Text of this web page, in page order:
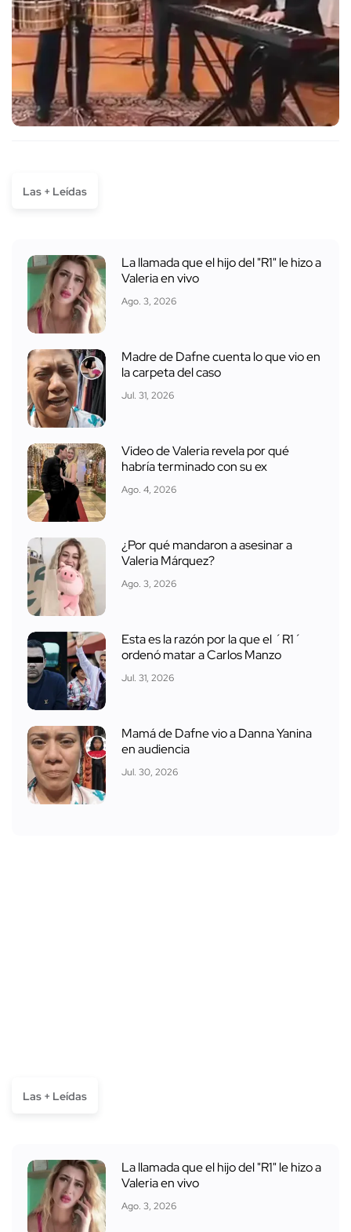
Las + Leídas
La llamada que el hijo del "R1" le hizo a
Valeria en vivo
Ago. 3, 2026
Madre de Dafne cuenta lo que vio en
la carpeta del caso
Jul. 31, 2026
Video de Valeria revela por qué
habría terminado con su ex
Ago. 4, 2026
¿Por qué mandaron a asesinar a
Valeria Márquez?
Ago. 3, 2026
Esta es la razón por la que el ´R1´
ordenó matar a Carlos Manzo
Jul. 31, 2026
Mamá de Dafne vio a Danna Yanina
en audiencia
Jul. 30, 2026
Las + Leídas
La llamada que el hijo del "R1" le hizo a
Valeria en vivo
Ago. 3, 2026